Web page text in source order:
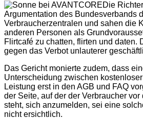
Die
Argumentation des Bundesverbands
Verbraucherzentralen und sahen die
anderen Personen als
Flirtcafé zu chatten, flirten und daten.
gegen das Verbot unlauterer
Das Gericht monierte zudem, dass
Unterscheidung zwischen
Leistung erst in den AGB und FAQ
der Seite, auf der der Verbraucher
steht, sich anzumelden, sei eine
nicht ersichtlich.